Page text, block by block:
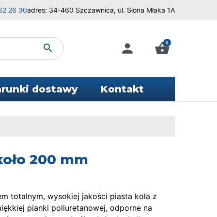
26 30adres: 34-460 Szczawnica, ul. Słona Młaka 1A
search person shopping_basket
0
dostawy Kontakt
200 mm
totalnym, wysokiej jakości piasta koła z
pianki poliuretanowej, odporne na